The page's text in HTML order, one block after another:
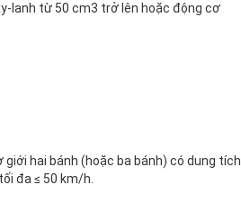
lanh từ 50 cm3 trở lên hoặc động cơ
hai bánh (hoặc ba bánh) có dung tích
đa ≤ 50 km/h.